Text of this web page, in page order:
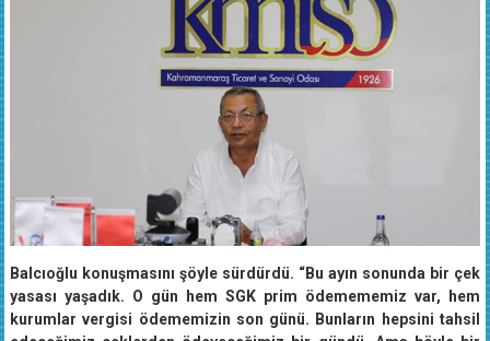
Balcıoğlu konuşmasını şöyle sürdürdü. “Bu ayın sonunda bir çek
yasası yaşadık. O gün hem SGK prim ödemememiz var, hem
kurumlar vergisi ödememizin son günü. Bunların hepsini tahsil